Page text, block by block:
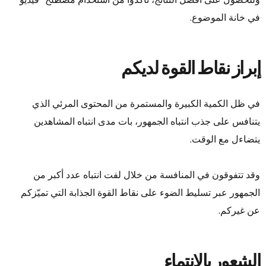
في خانة الموضوع.
إبراز نقاط القوة لديكم
في ظل الكمية الكبيرة والمستمرة من المحتوى المرئي الذي
يتنافس على جذب انتباه الجمهور، بات مدى انتباه المشاهدين
يتضاءل مع الوقت.
وقد تتفوقون في المنافسة من خلال لفت انتباه عدد أكبر من
الجمهور عبر تسليط الضوء على نقاط القوة الجذابة التي تميّزكم
عن غيركم.